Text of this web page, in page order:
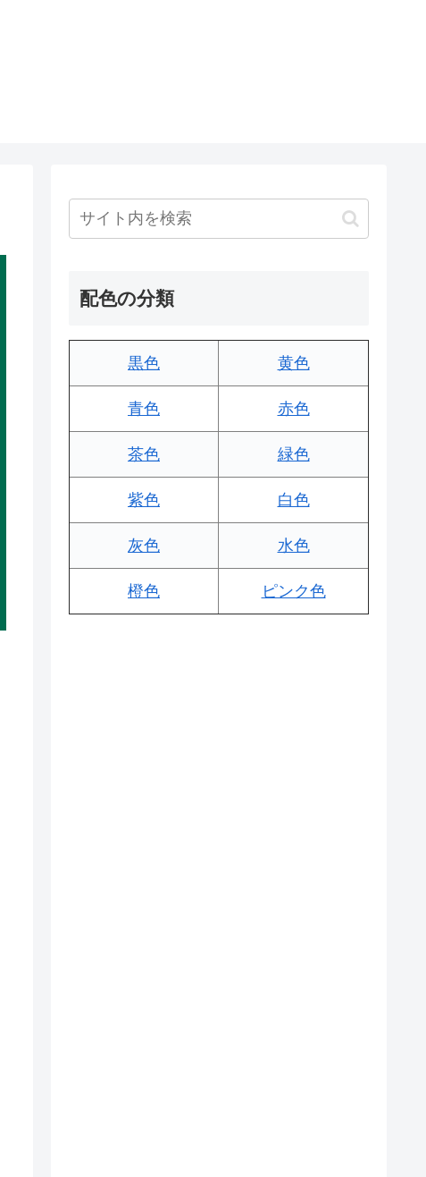
配色の分類
黒色 黄色
青色 赤色
茶色 緑色
紫色 白色
灰色 水色
橙色 ピンク色